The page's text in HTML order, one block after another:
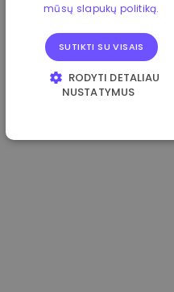
mūsų slapukų politiką.
SUTIKTI SU VISAIS
RODYTI DETALIAU
NUSTATYMUS